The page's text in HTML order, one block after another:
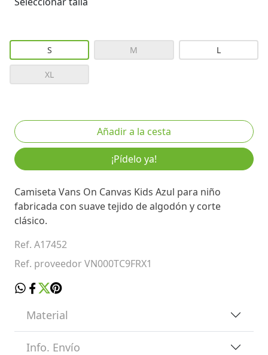
S M L
XL
¡Pídelo ya!
Camiseta Vans On Canvas Kids Azul para niño
fabricada con suave tejido de algodón y corte
clásico.
Ref. A17452
Ref. proveedor VN000TC9FRX1
Material
Info. Envío